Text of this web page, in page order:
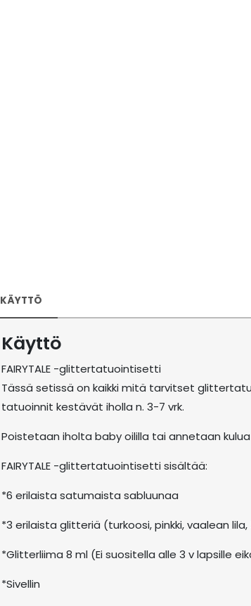
KÄYTTÖ
Käyttö
FAIRYTALE -glittertatuointisetti
Tässä setissä on kaikki mitä tarvitset
tatuoinnit kestävät iholla n. 3-7 vrk.
Poistetaan iholta baby oililla tai annetaan kulua
FAIRYTALE -glittertatuointisetti sisältää:
*6 erilaista satumaista sabluunaa
*3 erilaista glitteriä (turkoosi, pinkki, vaalean
*Glitterliima 8 ml (Ei suositella alle 3 v lapsille
*Sivellin